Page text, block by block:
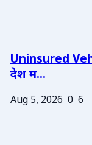
Uninsured
देश म...
Aug 5, 2026 0 6